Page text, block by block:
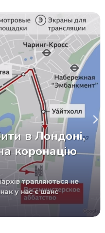
в Лондоні,
коронацію
у нас є шанс